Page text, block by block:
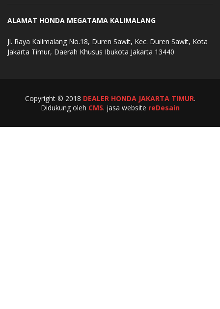
ALAMAT HONDA MEGATAMA KALIMALANG
Jl. Raya Kalimalang No.18, Duren Sawit, Kec. Duren Sawit, Kota
Jakarta Timur, Daerah Khusus Ibukota Jakarta 13440
Copyright © 2018 DEALER HONDA JAKARTA TIMUR.
Didukung oleh CMS. jasa website reDesain